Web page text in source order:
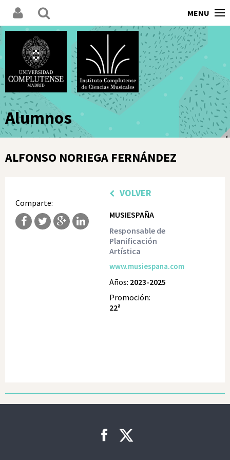
MENU
Alumnos
ALFONSO NORIEGA FERNÁNDEZ
Comparte:
VOLVER
MUSIESPAÑA
Responsable de
Planificación
Artística
www.musiespana.com
Años: 2023-2025
Promoción:
22ª